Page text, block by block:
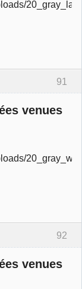
91
venues
92
venues